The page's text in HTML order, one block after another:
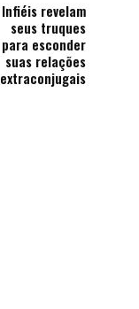
Infiéis revelam
seus truques
para esconder
suas relações
extraconjugais